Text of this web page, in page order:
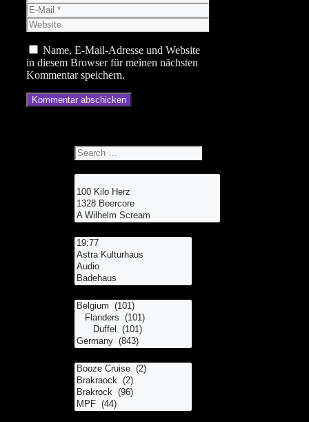
E-
Mail
Website
Name, E-Mail-Adresse und Website
in diesem Browser für meinen nächsten
Kommentar speichern.